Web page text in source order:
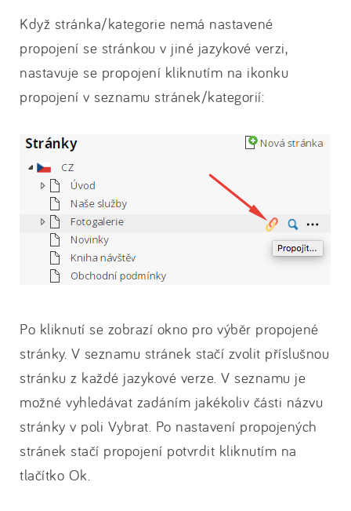
Když stránka/kategorie nemá nastavené
propojení se stránkou v jiné jazykové verzi,
nastavuje se propojení kliknutím na ikonku
propojení v seznamu stránek/kategorií:
Po kliknutí se zobrazí okno pro výběr propojené
stránky. V seznamu stránek stačí zvolit příslušnou
stránku z každé jazykové verze. V seznamu je
možné vyhledávat zadáním jakékoliv části názvu
stránky v poli Vybrat. Po nastavení propojených
stránek stačí propojení potvrdit kliknutím na
tlačítko Ok.